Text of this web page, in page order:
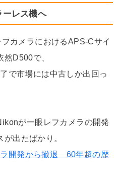
ーレス機へ
カメラにおけるAPS-Cサイ
D500で、
で市場には中古しか出回っ
が一眼レフカメラの開発
出たばかり。
開発から撤退 60年超の歴